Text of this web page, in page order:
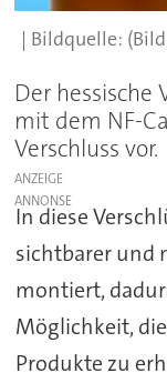
Der hessische
mit dem NF-
Verschluss vor.
ANZEIGE
In diese
sichtbarer und
montiert,
Möglichkeit,
Produkte zu